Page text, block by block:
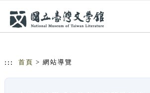
::: 首頁 > 網站導覽